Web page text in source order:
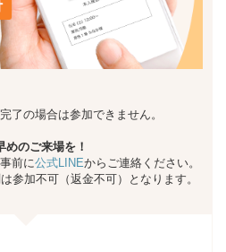
了の場合は参加できません。
のご来場を！
前に公式LINEからご連絡ください。
参加不可（返金不可）となります。